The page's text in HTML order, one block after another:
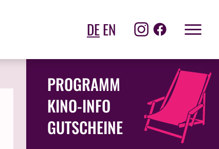
DEEN
PROGRAMM
KINO-INFO
GUTSCHEINE